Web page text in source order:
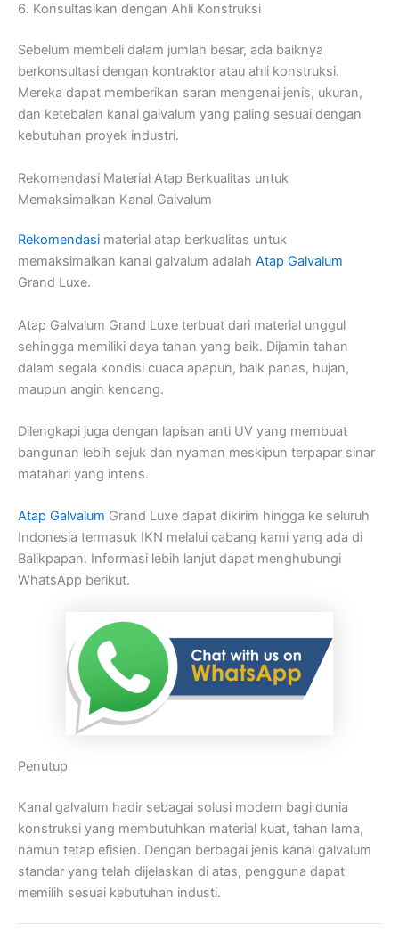
6. Konsultasikan dengan Ahli Konstruksi
Sebelum membeli dalam jumlah besar, ada baiknya
berkonsultasi dengan kontraktor atau ahli konstruksi.
Mereka dapat memberikan saran mengenai jenis, ukuran,
dan ketebalan kanal galvalum yang paling sesuai dengan
kebutuhan proyek industri.
Rekomendasi Material Atap Berkualitas untuk
Memaksimalkan Kanal Galvalum
Rekomendasi material atap berkualitas untuk
memaksimalkan kanal galvalum adalah Atap Galvalum
Grand Luxe.
Atap Galvalum Grand Luxe terbuat dari material unggul
sehingga memiliki daya tahan yang baik. Dijamin tahan
dalam segala kondisi cuaca apapun, baik panas, hujan,
maupun angin kencang.
Dilengkapi juga dengan lapisan anti UV yang membuat
bangunan lebih sejuk dan nyaman meskipun terpapar sinar
matahari yang intens.
Atap Galvalum Grand Luxe dapat dikirim hingga ke seluruh
Indonesia termasuk IKN melalui cabang kami yang ada di
Balikpapan. Informasi lebih lanjut dapat menghubungi
WhatsApp berikut.
Penutup
Kanal galvalum hadir sebagai solusi modern bagi dunia
konstruksi yang membutuhkan material kuat, tahan lama,
namun tetap efisien. Dengan berbagai jenis kanal galvalum
standar yang telah dijelaskan di atas, pengguna dapat
memilih sesuai kebutuhan industi.